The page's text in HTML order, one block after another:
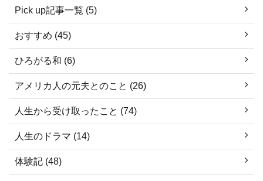
Pick up記事一覧 (5)
おすすめ (45)
ひろがる和 (6)
アメリカ人の元夫とのこと (26)
人生から受け取ったこと (74)
人生のドラマ (14)
体験記 (48)